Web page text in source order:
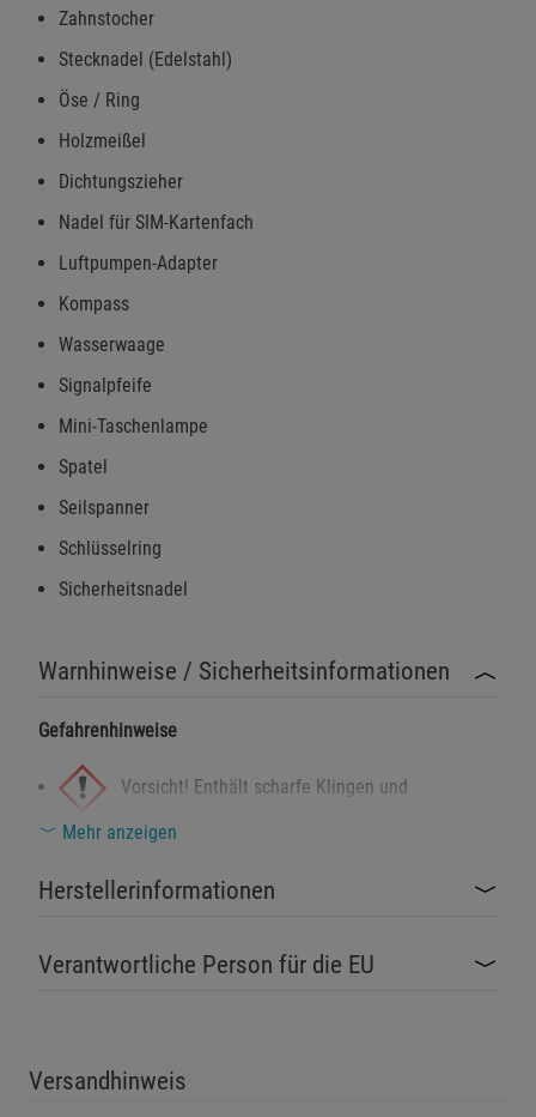
Zahnstocher
Stecknadel (Edelstahl)
Öse / Ring
Holzmeißel
Dichtungszieher
Nadel für SIM-Kartenfach
Luftpumpen-Adapter
Kompass
Wasserwaage
Signalpfeife
Mini-Taschenlampe
Spatel
Seilspanner
Schlüsselring
Sicherheitsnadel
Warnhinweise / Sicherheitsinformationen
Gefahrenhinweise
Vorsicht! Enthält scharfe Klingen und
Werkzeuge. Verletzungsgefahr bei unsachgemäßer
Sicherheitshinweise
Produkt nur bestimmungsgemäß verwenden.
vermeiden.
Mehr anzeigen
Herstellerinformationen
Verantwortliche Person für die EU
Versandhinweis